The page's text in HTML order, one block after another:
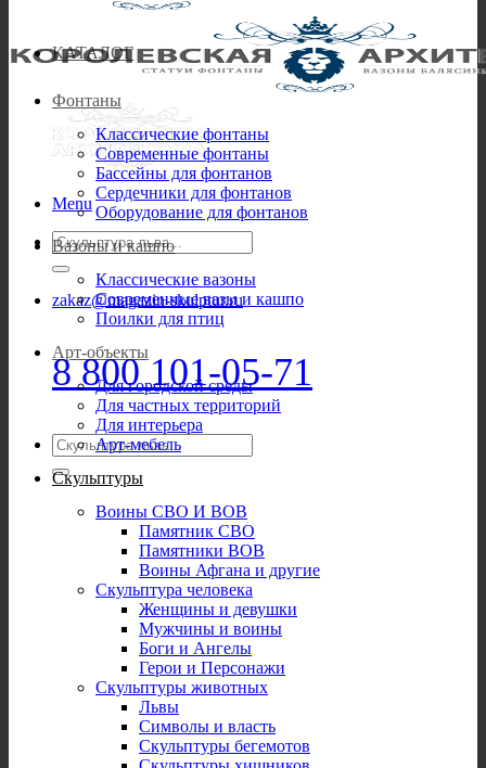
Menu
Искать:
zakaz@magazin-skulptur.ru
8 800 101-05-71
Искать:
КАТАЛОГ
Фонтаны
Классические фонтаны
Современные фонтаны
Бассейны для фонтанов
Сердечники для фонтанов
Оборудование для фонтанов
Вазоны и кашпо
Классические вазоны
Современные вазы и кашпо
Поилки для птиц
Арт-объекты
Для городской среды
Для частных территорий
Для интерьера
Арт-мебель
Скульптуры
Воины СВО И ВОВ
Памятник СВО
Памятники ВОВ
Воины Афгана и другие
Скульптура человека
Женщины и девушки
Мужчины и воины
Боги и Ангелы
Герои и Персонажи
Скульптуры животных
Львы
Символы и власть
Скульптуры бегемотов